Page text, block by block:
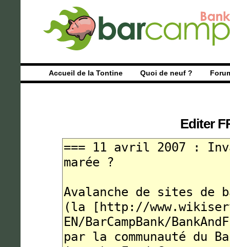
Accueil de la Tontine Quoi de neuf ?
Editer